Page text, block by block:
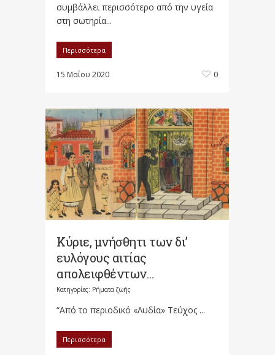
συμβάλλει περισσότερο από την υγεία
στη σωτηρία...
Περισσότερα
15 Μαΐου 2020 0
Κύριε, μνήσθητι των δι’
ευλόγους αιτίας
απολειφθέντων…
Κατηγορίες: Ρήματα ζωής
“Από το περιοδικό «Λυδία» Τεύχος ...
Περισσότερα